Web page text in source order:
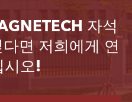
자석
면 저희에게 연
시오!